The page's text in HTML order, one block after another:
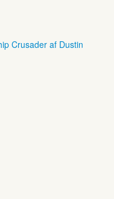
Crusader af Dustin